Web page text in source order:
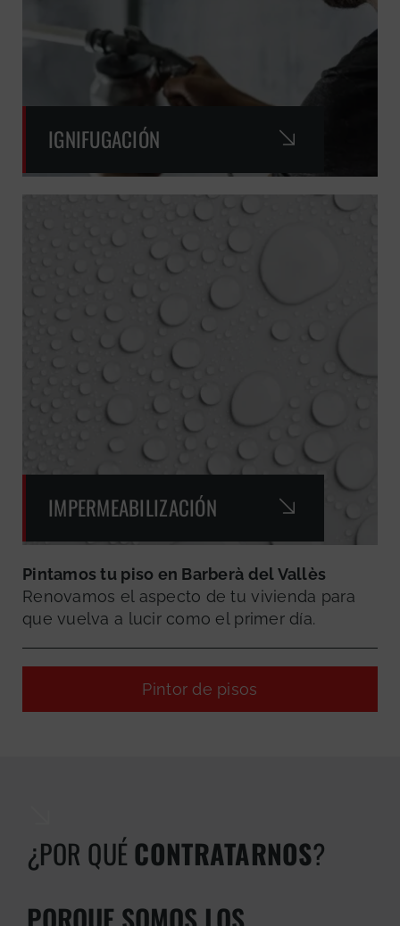
IGNIFUGACIÓN
IMPERMEABILIZACIÓN
Pintamos tu piso en Barberà del Vallès
Renovamos el aspecto de tu vivienda para
que vuelva a lucir como el primer día.
Pintor de pisos
¿POR QUÉ CONTRATARNOS?
GRATUITA